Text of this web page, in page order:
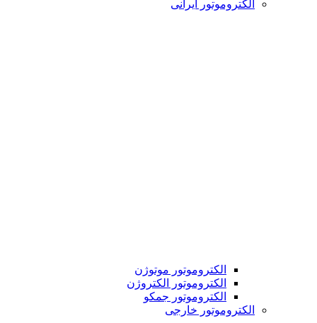
الکتروموتور ایرانی
الکتروموتور موتوژن
الکتروموتور الکتروژن
الکتروموتور جمکو
الکتروموتور خارجی